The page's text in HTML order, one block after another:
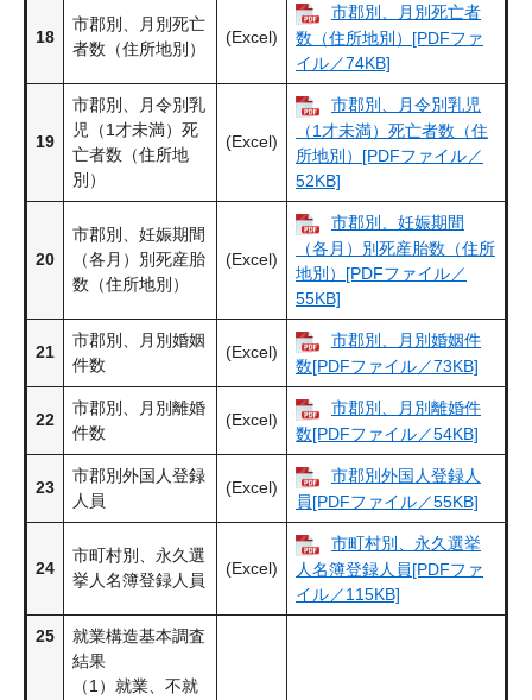
18
市郡別、月別死亡
者数（住所地別）
(Excel)
市郡別、月別死亡者
数（住所地別）[PDFファ
イル／74KB]
19
市郡別、月令別乳
児（1才未満）死
亡者数（住所地
別）
(Excel)
市郡別、月令別乳児
（1才未満）死亡者数（住
所地別）[PDFファイル／
52KB]
20
市郡別、妊娠期間
（各月）別死産胎
数（住所地別）
(Excel)
市郡別、妊娠期間
（各月）別死産胎数（住所
地別）[PDFファイル／
55KB]
21
市郡別、月別婚姻
件数
(Excel)
市郡別、月別婚姻件
数[PDFファイル／73KB]
22
市郡別、月別離婚
件数
(Excel)
市郡別、月別離婚件
数[PDFファイル／54KB]
23
市郡別外国人登録
人員
(Excel)
市郡別外国人登録人
員[PDFファイル／55KB]
24
市町村別、永久選
挙人名簿登録人員
(Excel)
市町村別、永久選挙
人名簿登録人員[PDFファ
イル／115KB]
25
就業構造基本調査
結果
（1）就業、不就